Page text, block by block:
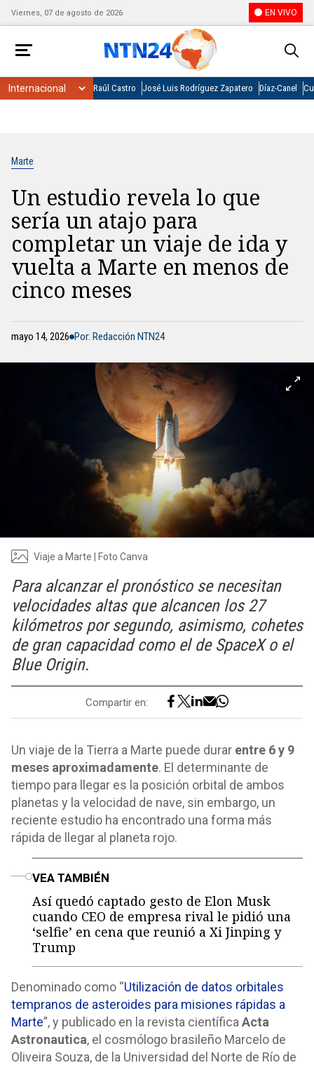
Viernes, 07 de agosto de 2026 EN VIVO
Raúl Castro José Luis Rodríguez Zapatero Díaz-Canel
Marte
Un estudio revela lo que
sería un atajo para
completar un viaje de ida y
vuelta a Marte en menos de
cinco meses
mayo 14, 2026 Por: Redacción NTN24
Viaje a Marte | Foto Canva
Para alcanzar el pronóstico se necesitan
velocidades altas que alcancen los 27
kilómetros por segundo, asimismo, cohetes
de gran capacidad como el de SpaceX o el
Blue Origin.
Compartir en:
Un viaje de la Tierra a Marte puede durar entre 6 y 9
meses aproximadamente. El determinante de
tiempo para llegar es la posición orbital de ambos
planetas y la velocidad de nave, sin embargo, un
reciente estudio ha encontrado una forma más
rápida de llegar al planeta rojo.
VEA TAMBIÉN
Así quedó captado gesto de Elon Musk
cuando CEO de empresa rival le pidió una
‘selfie’ en cena que reunió a Xi Jinping y
Trump
Denominado como “Utilización de datos orbitales
tempranos de asteroides para misiones rápidas a
Marte”, y publicado en la revista científica Acta
Astronautica, el cosmólogo brasileño Marcelo de
Oliveira Souza, de la Universidad del Norte de Río de